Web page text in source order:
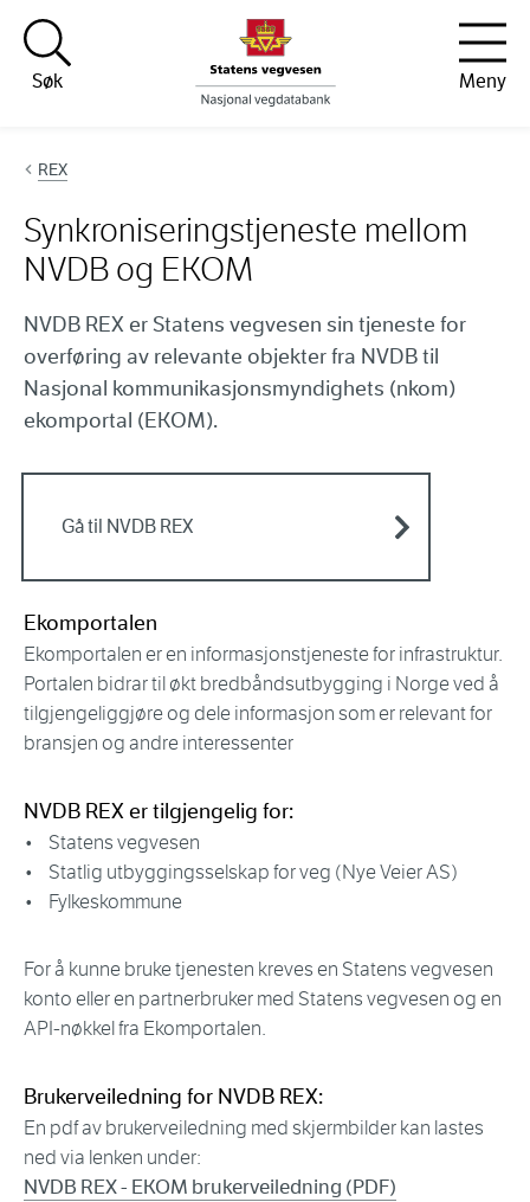
Hopp til innhold
Søk
Meny
REX
Synkroniseringstjeneste mellom
NVDB og EKOM
NVDB REX er Statens vegvesen sin tjeneste for
overføring av relevante objekter fra NVDB til
Nasjonal kommunikasjonsmyndighets (nkom)
ekomportal (EKOM).
Gå til NVDB REX
Ekomportalen
Ekomportalen er en informasjonstjeneste for infrastruktur.
Portalen bidrar til økt bredbåndsutbygging i Norge ved å
tilgjengeliggjøre og dele informasjon som er relevant for
bransjen og andre interessenter
NVDB REX er tilgjengelig for:
• Statens vegvesen
• Statlig utbyggingsselskap for veg (Nye Veier AS)
• Fylkeskommune
For å kunne bruke tjenesten kreves en Statens vegvesen
konto eller en partnerbruker med Statens vegvesen og en
API-nøkkel fra Ekomportalen.
Brukerveiledning for NVDB REX:
En pdf av brukerveiledning med skjermbilder kan lastes
ned via lenken under:
NVDB REX - EKOM brukerveiledning (PDF)